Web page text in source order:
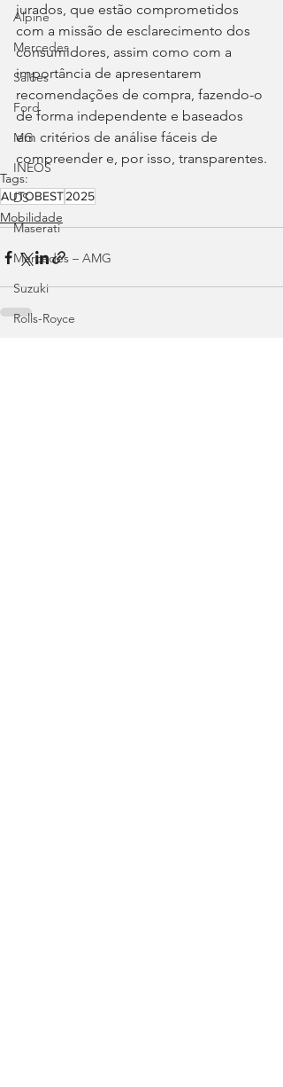
Alpine
Mercedes
Salões
Ford
MG
INEOS
DS
Maserati
Mercedes – AMG
Suzuki
Rolls-Royce
jurados, que estão comprometidos
com a missão de esclarecimento dos
consumidores, assim como com a
importância de apresentarem
recomendações de compra, fazendo-o
de forma independente e baseados
em critérios de análise fáceis de
compreender e, por isso, transparentes.
Tags:
AUTOBEST2025
Mobilidade